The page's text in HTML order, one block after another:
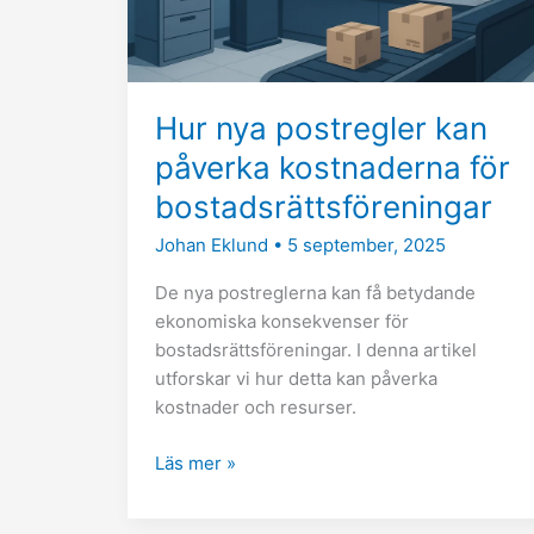
Hur nya postregler kan
påverka kostnaderna för
bostadsrättsföreningar
Johan Eklund • 5 september, 2025
De nya postreglerna kan få betydande
ekonomiska konsekvenser för
bostadsrättsföreningar. I denna artikel
utforskar vi hur detta kan påverka
kostnader och resurser.
för
bostadsrättsföreningar
Läs mer »